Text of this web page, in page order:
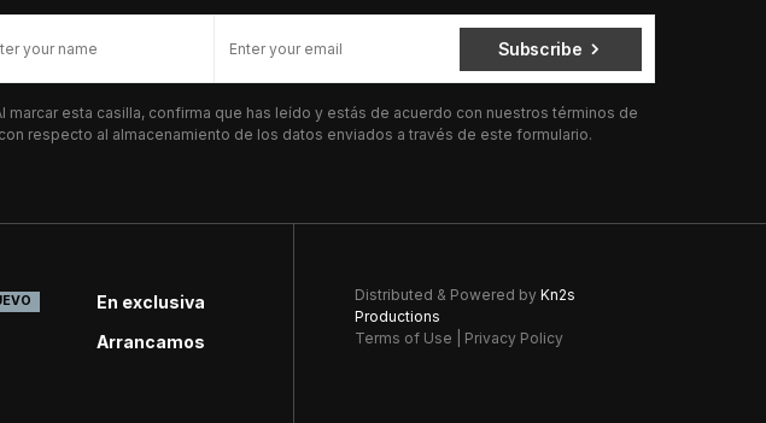
Subscribe
marcar esta casilla, confirma que has leído y estás de acuerdo con nuestros términos de
respecto al almacenamiento de los datos enviados a través de este formulario.
En exclusiva
Arrancamos
Distributed & Powered by Kn2s
Productions
Terms of Use
Privacy Policy